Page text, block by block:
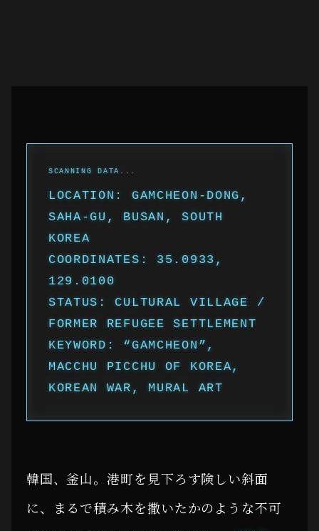
LOCATION: GAMCHEON-DONG,
SAHA-GU, BUSAN, SOUTH
KOREA
COORDINATES: 35.0933,
129.0100
STATUS: CULTURAL VILLAGE /
FORMER REFUGEE SETTLEMENT
KEYWORD: “GAMCHEON”,
MACCHU PICCHU OF KOREA,
KOREAN WAR, MURAL ART
韓国、釜山。港町を見下ろす険しい斜面
に、まるで積み木を撒いたかのような不可